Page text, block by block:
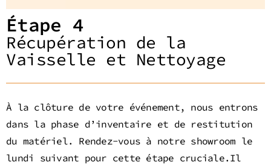
Étape 4
Récupération de la
Vaisselle et Nettoyage
À la clôture de votre événement, nous entrons
dans la phase d’inventaire et de restitution
du matériel. Rendez-vous à notre showroom le
lundi suivant pour cette étape cruciale.Il